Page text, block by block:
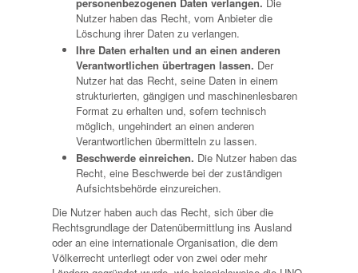
personenbezogenen Daten verlangen. Die
Nutzer haben das Recht, vom Anbieter die
Löschung ihrer Daten zu verlangen.
Ihre Daten erhalten und an einen anderen
Verantwortlichen übertragen lassen. Der
Nutzer hat das Recht, seine Daten in einem
strukturierten, gängigen und maschinenlesbaren
Format zu erhalten und, sofern technisch
möglich, ungehindert an einen anderen
Verantwortlichen übermitteln zu lassen.
Beschwerde einreichen. Die Nutzer haben das
Recht, eine Beschwerde bei der zuständigen
Aufsichtsbehörde einzureichen.
Die Nutzer haben auch das Recht, sich über die
Rechtsgrundlage der Datenübermittlung ins Ausland
oder an eine internationale Organisation, die dem
Völkerrecht unterliegt oder von zwei oder mehr